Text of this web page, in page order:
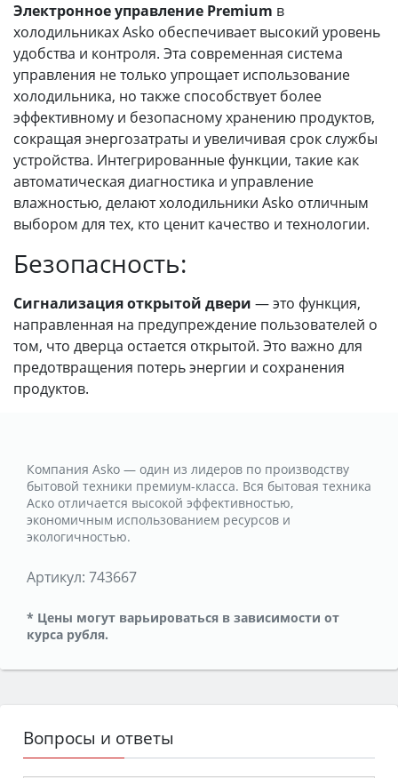
Электронное управление Premium в
холодильниках Asko обеспечивает высокий уровень
удобства и контроля. Эта современная система
управления не только упрощает использование
холодильника, но также способствует более
эффективному и безопасному хранению продуктов,
сокращая энергозатраты и увеличивая срок службы
устройства. Интегрированные функции, такие как
автоматическая диагностика и управление
влажностью, делают холодильники Asko отличным
выбором для тех, кто ценит качество и технологии.
Безопасность:
Сигнализация открытой двери — это функция,
направленная на предупреждение пользователей о
том, что дверца остается открытой. Это важно для
предотвращения потерь энергии и сохранения
продуктов.
Компания Asko — один из лидеров по производству
бытовой техники премиум-класса. Вся бытовая техника
Аско отличается высокой эффективностью,
экономичным использованием ресурсов и
экологичностью.
Артикул: 743667
* Цены могут варьироваться в зависимости от
курса рубля.
Вопросы и ответы